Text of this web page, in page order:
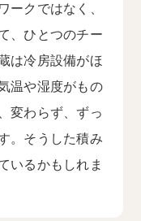
ークではなく、
、ひとつのチー
は冷房設備がほ
温や湿度がもの
変わらず、ずっ
。そうした積み
いるかもしれま